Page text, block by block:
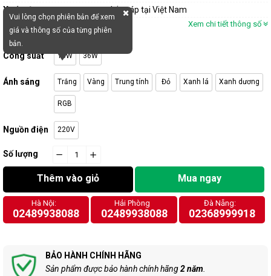
Xuất xứ:
Lắp ráp tại Việt Nam
Xem chi tiết thông số
Vui lòng chọn phiên bản để xem
giá và thông số của từng phiên
bản.
Công suất 18W 36W
Ánh sáng Trắng Vàng Trung tính Đỏ Xanh lá Xanh dương
RGB
Nguồn điện 220V
Số lượng
Thêm vào giỏ Mua ngay
Hà Nội:
02489938088
Hải Phòng
02489938088
Đà Nẵng:
02368999918
BẢO HÀNH CHÍNH HÃNG
Sản phẩm được bảo hành chính hãng2 năm